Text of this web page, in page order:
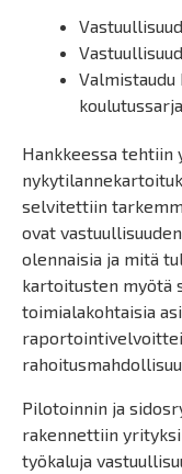
koulutussarja
Hankkeessa tehtiin
selvitettiin
ovat
olennaisia ja mitä
kartoitusten myötä
toimialakohtaisia
Pilotoinnin ja
rakennettiin
työkaluja